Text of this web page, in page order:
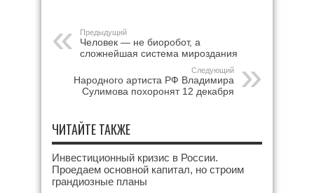
Предыдущий
Человек — не биоробот, а
сложнейшая система мироздания
Следующий
Народного артиста РФ Владимира
Сулимова похоронят 12 декабря
ЧИТАЙТЕ ТАКЖЕ
Инвестиционный кризис в России.
Проедаем основной капитал, но строим
грандиозные планы